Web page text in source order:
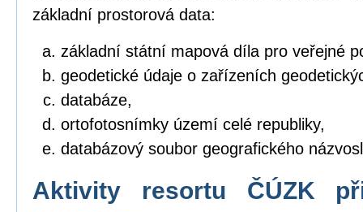
základní prostorová data:
základní státní mapová díla pro veřejné
geodetické údaje o zařízeních
databáze,
ortofotosnímky území celé republiky,
databázový soubor geografického
Aktivity resortu ČÚZK